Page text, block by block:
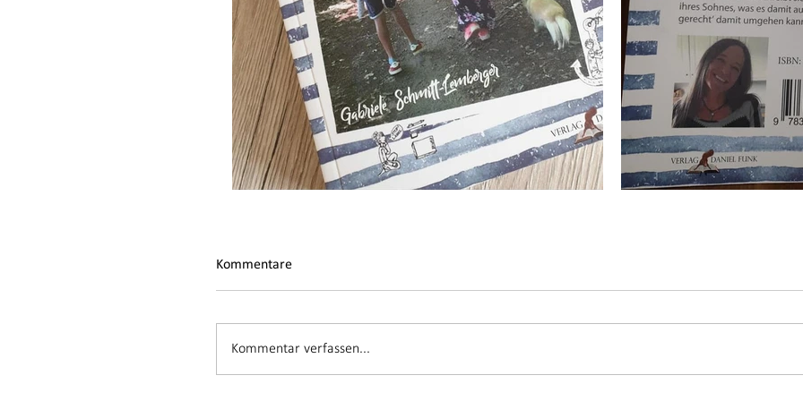
Kommentare
Kommentar verfassen...